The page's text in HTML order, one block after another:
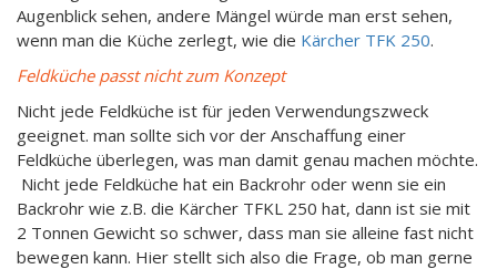
Augenblick sehen, andere Mängel würde man erst sehen,
wenn man die Küche zerlegt, wie die Kärcher TFK 250.
Feldküche passt nicht zum Konzept
Nicht jede Feldküche ist für jeden Verwendungszweck
geeignet. man sollte sich vor der Anschaffung einer
Feldküche überlegen, was man damit genau machen möchte.
Nicht jede Feldküche hat ein Backrohr oder wenn sie ein
Backrohr wie z.B. die Kärcher TFKL 250 hat, dann ist sie mit
2 Tonnen Gewicht so schwer, dass man sie alleine fast nicht
bewegen kann. Hier stellt sich also die Frage, ob man gerne